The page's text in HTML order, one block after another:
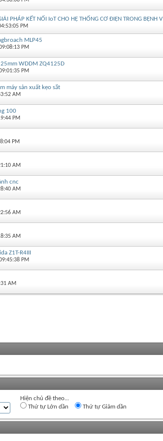
PHÁP KẾT NỐI IoT CHO HỆ THỐNG CƠ ĐIỆN TRONG BỆNH V
PM
MLP45
PM
WDDM ZQ4125D
PM
máy sản xuất kẹo sắt
AM
100
PM
PM
AM
cnc
AM
AM
AM
Z1T-R4III
PM
AM
Hiện chủ đề theo...
Thứ tự Lớn dần
Thứ tự Giảm dần